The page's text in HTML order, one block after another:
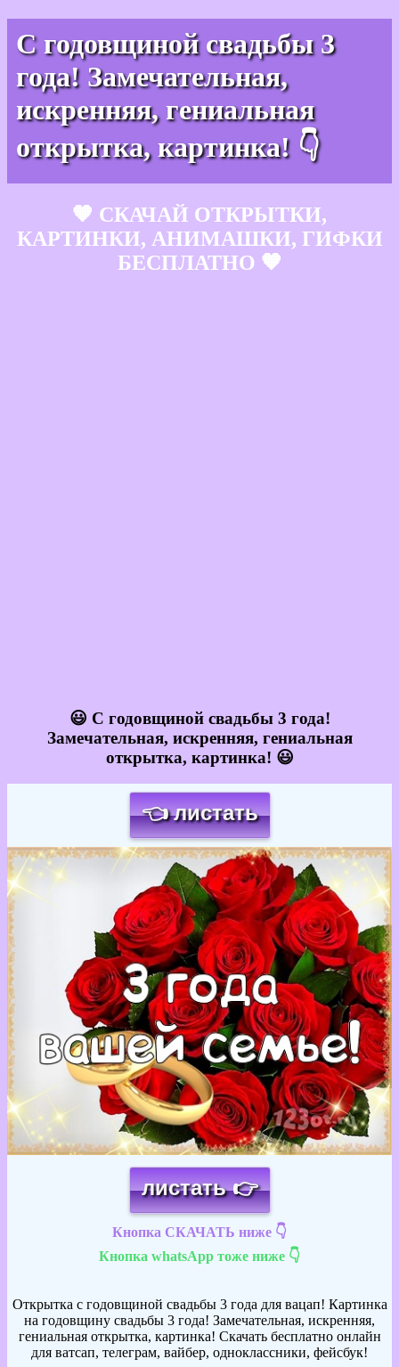
С годовщиной свадьбы 3
года! Замечательная,
искренняя, гениальная
открытка, картинка! 👇
🧡 СКАЧАЙ ОТКРЫТКИ,
КАРТИНКИ, АНИМАШКИ, ГИФКИ
БЕСПЛАТНО 🧡
😃 С годовщиной свадьбы 3 года!
Замечательная, искренняя, гениальная
открытка, картинка! 😃
👈 листать
Загрузка картинки...
листать 👉
Кнопка СКАЧАТЬ ниже 👇
Кнопка whatsApp тоже ниже 👇
Открытка с годовщиной свадьбы 3 года для вацап! Картинка
на годовщину свадьбы 3 года! Замечательная, искренняя,
гениальная открытка, картинка! Скачать бесплатно онлайн
для ватсап, телеграм, вайбер, одноклассники, фейсбук!